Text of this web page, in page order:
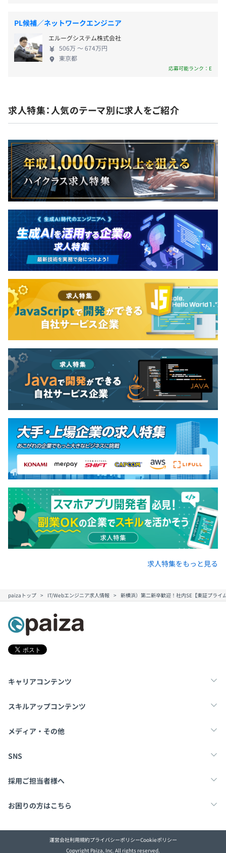
・資格取得支援制度
・研修支援制度
プロジェクトごとに選択、オブジェクト指向、アジャイ
ル、チケット駆動開発、コーディング規約あり
・技術本部／営業本部／管理本部
・技術本部は装置カテゴリーごとに技術一部～六部に分か
れています。
・全社員の7割が技術系社員で構成されています。
◆プロダクトリーダー制
製品毎にチームが組織され、そのチームの製品開発リーダ
ーのことをプロダクトリーダーと呼んでいます。
チームは光学、機構設計、電気、ソフトウェアのエンジニ
アで構成されます。（チームメンバーは10～20名程度）
各種社会保険完備（厚生年金、健康、労災、雇用）
3カ月（条件などの変更はありません）
PL候補／ネットワークエンジニア
エルーグシステム株式会社
506万 〜 674万円
東京都
応募可能ランク：E
求人特集：人気のテーマ別に求人をご紹介
求人特集をもっと見る
paizaトップ IT/Webエンジニア求人情報 新横浜）第二新卒歓迎！社内SE【東証プラ
キャリアコンテンツ
転職・キャリア
スキルアップコンテンツ
学習
メディア・その他
Tech Team Journal
SNS
X
採用ご担当者様へ
採用・教育をお考えの企業様へ
お困りの方はこちら
paizaとは？ お問い合わせ・FAQ
運営会社利用規約プライバシーポリシーCookieポリシー
Copyright Paiza, Inc. All rights reserved.